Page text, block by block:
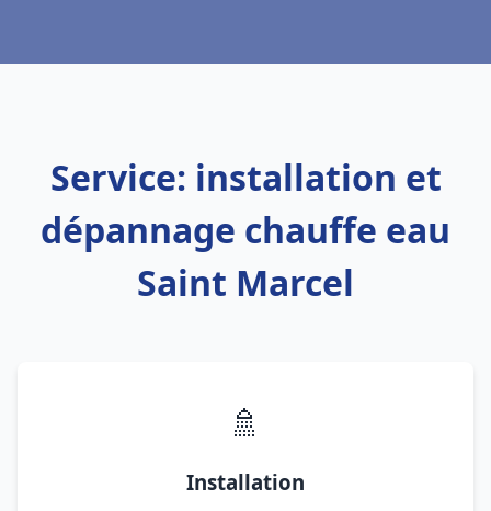
Service: installation et
dépannage chauffe eau
Saint Marcel
🚿
Installation